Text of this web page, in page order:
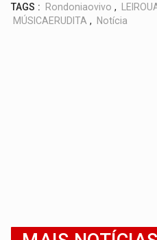
TAGS : Rondoniaovivo ,
MÚSICAERUDITA , Notícia